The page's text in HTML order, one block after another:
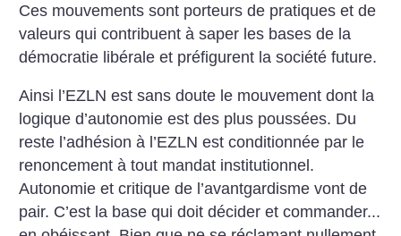
Ces mouvements sont porteurs de pratiques et de
valeurs qui contribuent à saper les bases de la
démocratie libérale et préfigurent la société future.
Ainsi l’EZLN est sans doute le mouvement dont la
logique d’autonomie est des plus poussées. Du
reste l’adhésion à l’EZLN est conditionnée par le
renoncement à tout mandat institutionnel.
Autonomie et critique de l’avantgardisme vont de
pair. C’est la base qui doit décider et commander...